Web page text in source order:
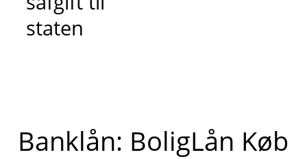
staten
Banklån: BoligLån Køb